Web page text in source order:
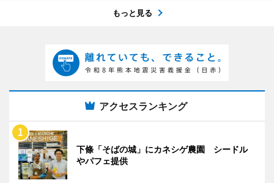
もっと見る
アクセスランキング
下條「そばの城」にカネシゲ農園 シードル
やパフェ提供